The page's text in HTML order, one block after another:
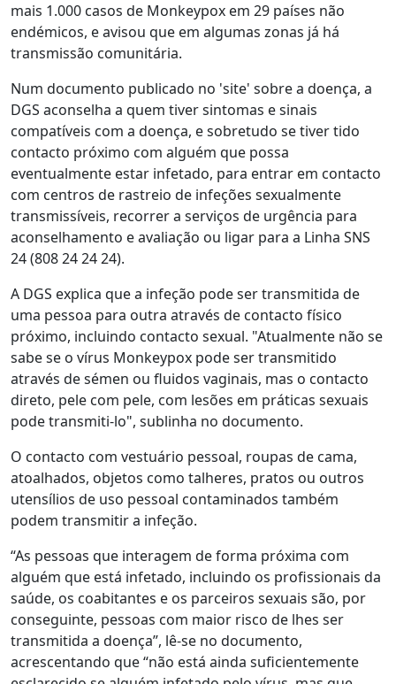
mais 1.000 casos de Monkeypox em 29 países não
endémicos, e avisou que em algumas zonas já há
transmissão comunitária.
Num documento publicado no 'site' sobre a doença, a
DGS aconselha a quem tiver sintomas e sinais
compatíveis com a doença, e sobretudo se tiver tido
contacto próximo com alguém que possa
eventualmente estar infetado, para entrar em contacto
com centros de rastreio de infeções sexualmente
transmissíveis, recorrer a serviços de urgência para
aconselhamento e avaliação ou ligar para a Linha SNS
24 (808 24 24 24).
A DGS explica que a infeção pode ser transmitida de
uma pessoa para outra através de contacto físico
próximo, incluindo contacto sexual. "Atualmente não se
sabe se o vírus Monkeypox pode ser transmitido
através de sémen ou fluidos vaginais, mas o contacto
direto, pele com pele, com lesões em práticas sexuais
pode transmiti-lo", sublinha no documento.
O contacto com vestuário pessoal, roupas de cama,
atoalhados, objetos como talheres, pratos ou outros
utensílios de uso pessoal contaminados também
podem transmitir a infeção.
“As pessoas que interagem de forma próxima com
alguém que está infetado, incluindo os profissionais da
saúde, os coabitantes e os parceiros sexuais são, por
conseguinte, pessoas com maior risco de lhes ser
transmitida a doença”, lê-se no documento,
acrescentando que “não está ainda suficientemente